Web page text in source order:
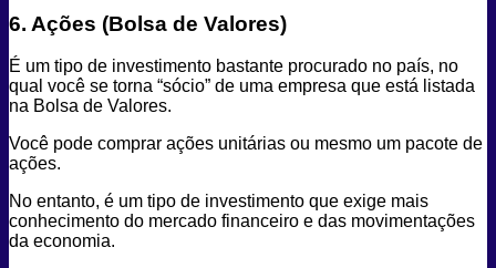
6. Ações (Bolsa de Valores)
É um tipo de investimento bastante procurado no país, no
qual você se torna “sócio” de uma empresa que está listada
na Bolsa de Valores.
Você pode comprar ações unitárias ou mesmo um pacote de
ações.
No entanto, é um tipo de investimento que exige mais
conhecimento do mercado financeiro e das movimentações
da economia.